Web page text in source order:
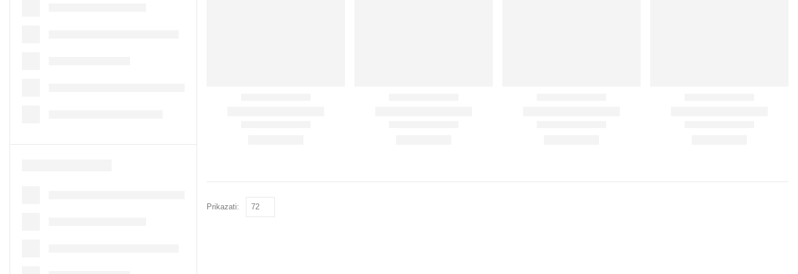
Prikazati: